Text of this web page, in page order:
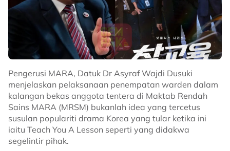
Pengerusi MARA, Datuk Dr Asyraf Wajdi Dusuki
menjelaskan pelaksanaan penempatan warden dalam
kalangan bekas anggota tentera di Maktab Rendah
Sains MARA (MRSM) bukanlah idea yang tercetus
susulan populariti drama Korea yang tular ketika ini
iaitu Teach You A Lesson seperti yang didakwa
segelintir pihak.